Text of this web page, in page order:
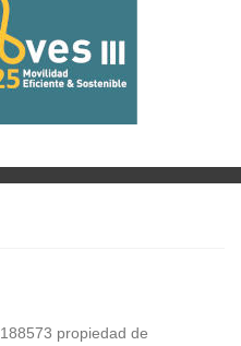
propiedad de